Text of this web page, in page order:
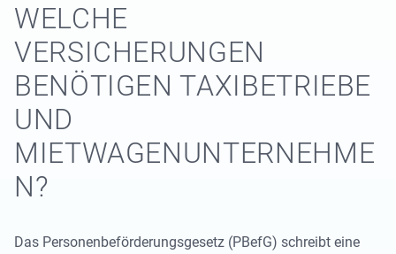
WELCHE
VERSICHERUNGEN
BENÖTIGEN TAXIBETRIEBE
UND
MIETWAGENUNTERNEHME
N?
Das Personenbeförderungsgesetz (PBefG) schreibt eine